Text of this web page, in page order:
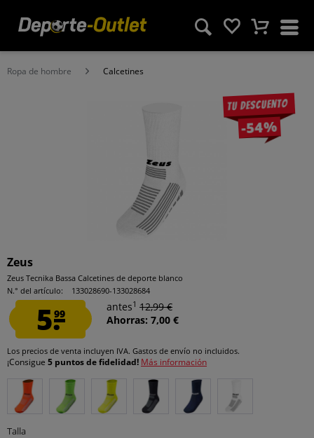
Ropa de hombre Calcetines
Tu descuento
-54%
Zeus
Zeus Tecnika Bassa Calcetines de deporte blanco
N.° del artículo:
133028690-133028684
5.99
antes1 12,99 €
Ahorras: 7,00 €
Los precios de venta incluyen IVA. Gastos de envío no incluidos.
¡Consigue 5 puntos de fidelidad! Más información
Talla